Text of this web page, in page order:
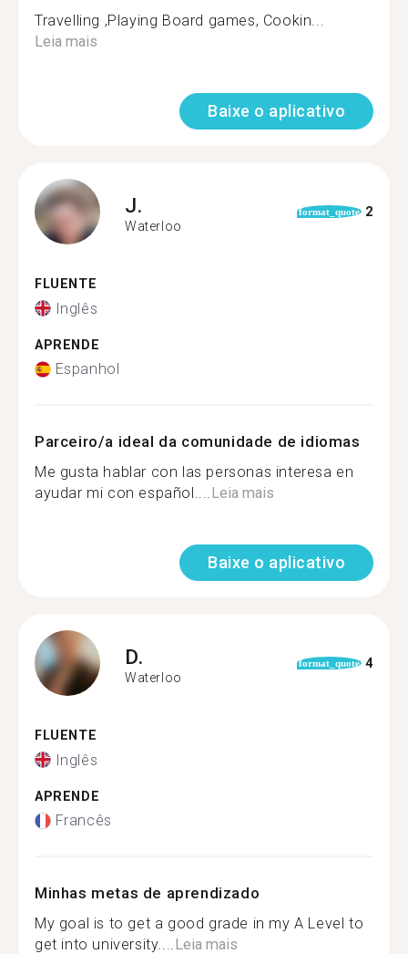
Travelling ,Playing Board games, Cookin...
Leia mais
Baixe o aplicativo
J.
Waterloo
format_quote 2
FLUENTE
Inglês
APRENDE
Espanhol
Parceiro/a ideal da comunidade de idiomas
Me gusta hablar con las personas interesa en
ayudar mi con español....Leia mais
Baixe o aplicativo
D.
Waterloo
format_quote 4
FLUENTE
Inglês
APRENDE
Francês
Minhas metas de aprendizado
My goal is to get a good grade in my A Level to
get into university....Leia mais